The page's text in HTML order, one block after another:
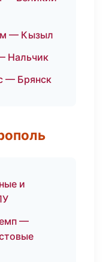
— Кызыл
Нальчик
— Брянск
и
—